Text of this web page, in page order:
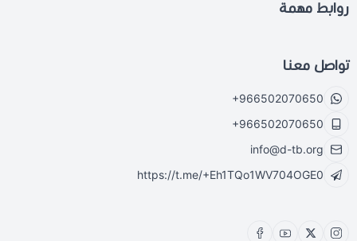
روابط مهمة
تواصل معنا
+966502070650
+966502070650
info@d-tb.org
https://t.me/+Eh1TQo1WV704OGE0